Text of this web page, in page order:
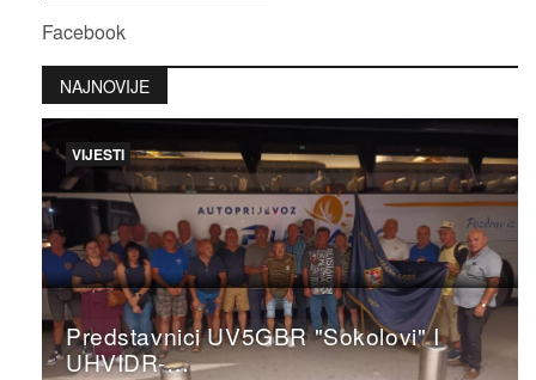
Facebook
NAJNOVIJE
Predstavnici UV5GBR "Sokolovi" I
UHVIDR-…
VIJESTI